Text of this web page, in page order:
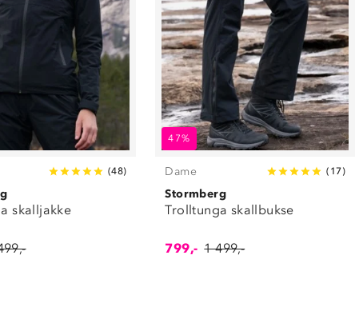
(48)
skalljakke
47%
Dame ( 17)
Stormberg
Trolltunga skallbukse
799,- 1 499,-